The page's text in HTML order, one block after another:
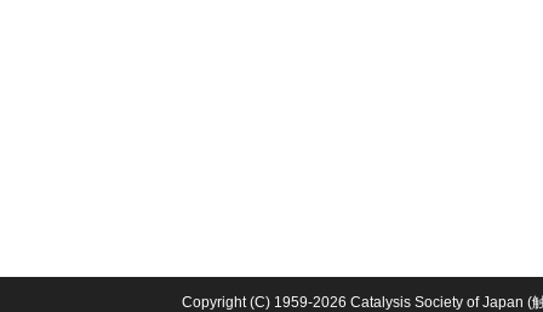
Copyright (C) 1959-2026 Catalysis Society of Japan (